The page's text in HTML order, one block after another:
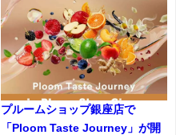
プルームショップ銀座店で
「Ploom Taste Journey」が開